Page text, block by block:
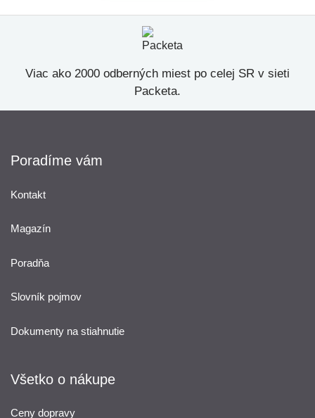
Viac ako 2000 odberných miest po celej SR v sieti
Packeta.
Poradíme vám
Kontakt
Magazín
Poradňa
Slovník pojmov
Dokumenty na stiahnutie
Všetko o nákupe
Ceny dopravy